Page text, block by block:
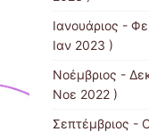
Ιανουάριος -
Ιαν 2023 )
Νοέμβριος -
Νοε 2022 )
Σεπτέμβριος -